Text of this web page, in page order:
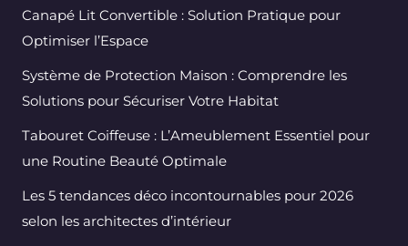
Canapé Lit Convertible : Solution Pratique pour
Optimiser l’Espace
Système de Protection Maison : Comprendre les
Solutions pour Sécuriser Votre Habitat
Tabouret Coiffeuse : L’Ameublement Essentiel pour
une Routine Beauté Optimale
Les 5 tendances déco incontournables pour 2026
selon les architectes d’intérieur